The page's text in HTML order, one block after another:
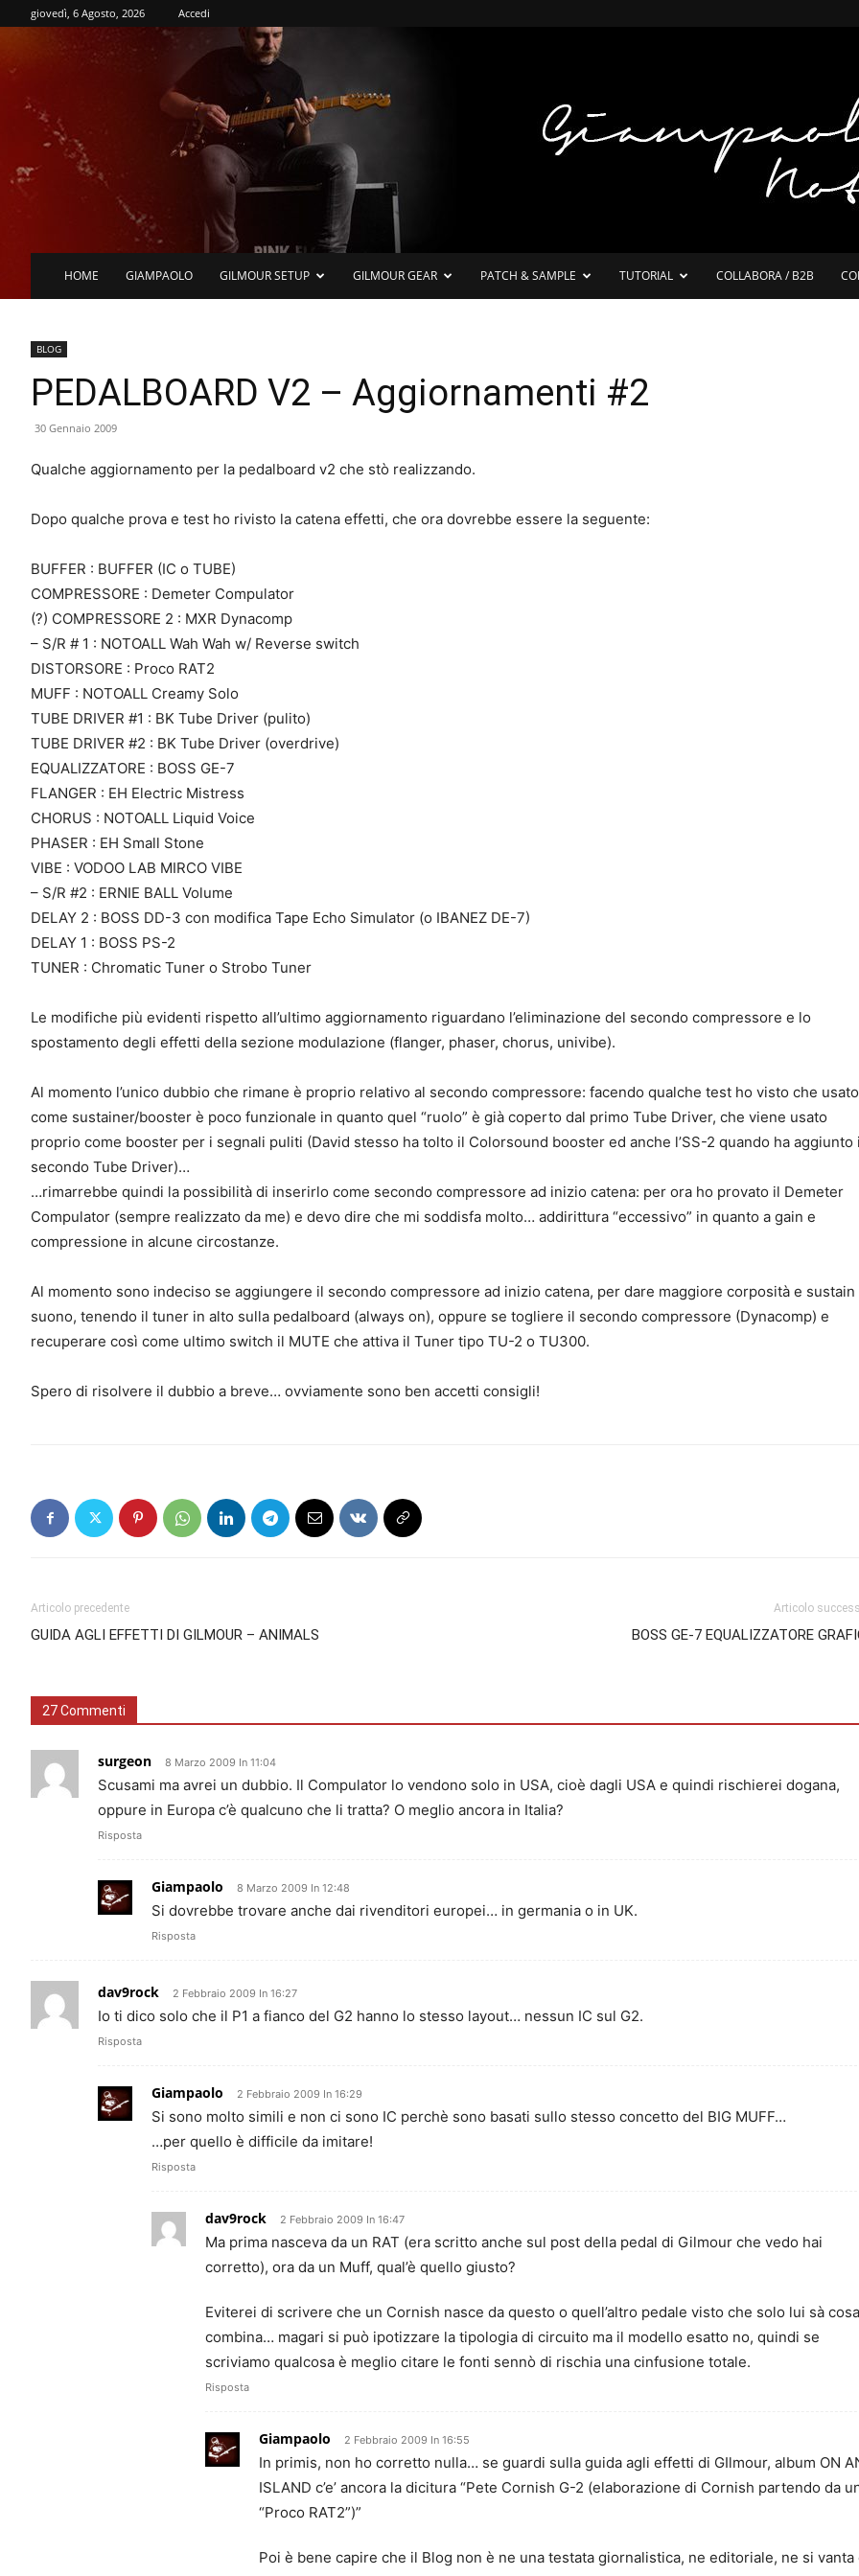
giovedì, 6 Agosto, 2026 Accedi
HOME GIAMPAOLO GILMOUR SETUP GILMOUR GEAR PATCH & SAMPLE TUTORIAL COLLABORA / B2B
BLOG
PEDALBOARD V2 – Aggiornamenti #2
30 Gennaio 2009
Qualche aggiornamento per la pedalboard v2 che stò realizzando.
Dopo qualche prova e test ho rivisto la catena effetti, che ora dovrebbe essere la seguente:
BUFFER : BUFFER (IC o TUBE)
COMPRESSORE : Demeter Compulator
(?) COMPRESSORE 2 : MXR Dynacomp
– S/R # 1 : NOTOALL Wah Wah w/ Reverse switch
DISTORSORE : Proco RAT2
MUFF : NOTOALL Creamy Solo
TUBE DRIVER #1 : BK Tube Driver (pulito)
TUBE DRIVER #2 : BK Tube Driver (overdrive)
EQUALIZZATORE : BOSS GE-7
FLANGER : EH Electric Mistress
CHORUS : NOTOALL Liquid Voice
PHASER : EH Small Stone
VIBE : VODOO LAB MIRCO VIBE
– S/R #2 : ERNIE BALL Volume
DELAY 2 : BOSS DD-3 con modifica Tape Echo Simulator (o IBANEZ DE-7)
DELAY 1 : BOSS PS-2
TUNER : Chromatic Tuner o Strobo Tuner
Le modifiche più evidenti rispetto all’ultimo aggiornamento riguardano l’eliminazione del secondo compressore e lo
spostamento degli effetti della sezione modulazione (flanger, phaser, chorus, univibe).
Al momento l’unico dubbio che rimane è proprio relativo al secondo compressore: facendo qualche test ho visto che usato
come sustainer/booster è poco funzionale in quanto quel “ruolo” è già coperto dal primo Tube Driver, che viene usato
proprio come booster per i segnali puliti (David stesso ha tolto il Colorsound booster ed anche l’SS-2 quando ha aggiunto
secondo Tube Driver)…
…rimarrebbe quindi la possibilità di inserirlo come secondo compressore ad inizio catena: per ora ho provato il Demeter
Compulator (sempre realizzato da me) e devo dire che mi soddisfa molto… addirittura “eccessivo” in quanto a gain e
compressione in alcune circostanze.
Al momento sono indeciso se aggiungere il secondo compressore ad inizio catena, per dare maggiore corposità e sustain
suono, tenendo il tuner in alto sulla pedalboard (always on), oppure se togliere il secondo compressore (Dynacomp) e
recuperare così come ultimo switch il MUTE che attiva il Tuner tipo TU-2 o TU300.
Spero di risolvere il dubbio a breve… ovviamente sono ben accetti consigli!
Articolo precedente
GUIDA AGLI EFFETTI DI GILMOUR – ANIMALS
Articolo
BOSS GE-7 EQUALIZZATORE
27 Commenti
surgeon 8 Marzo 2009 In 11:04
Scusami ma avrei un dubbio. Il Compulator lo vendono solo in USA, cioè dagli USA e quindi rischierei dogana,
oppure in Europa c’è qualcuno che li tratta? O meglio ancora in Italia?
Risposta
Giampaolo 8 Marzo 2009 In 12:48
Si dovrebbe trovare anche dai rivenditori europei… in germania o in UK.
Risposta
dav9rock 2 Febbraio 2009 In 16:27
Io ti dico solo che il P1 a fianco del G2 hanno lo stesso layout… nessun IC sul G2.
Risposta
Giampaolo 2 Febbraio 2009 In 16:29
Si sono molto simili e non ci sono IC perchè sono basati sullo stesso concetto del BIG MUFF…
…per quello è difficile da imitare!
Risposta
dav9rock 2 Febbraio 2009 In 16:47
Ma prima nasceva da un RAT (era scritto anche sul post della pedal di Gilmour che vedo hai
corretto), ora da un Muff, qual’è quello giusto?
Eviterei di scrivere che un Cornish nasce da questo o quell’altro pedale visto che solo lui sà cosa
combina… magari si può ipotizzare la tipologia di circuito ma il modello esatto no, quindi se
scriviamo qualcosa è meglio citare le fonti sennò di rischia una cinfusione totale.
Risposta
Giampaolo 2 Febbraio 2009 In 16:55
In primis, non ho corretto nulla… se guardi sulla guida agli effetti di GIlmour, album ON
ISLAND c’e’ ancora la dicitura “Pete Cornish G-2 (elaborazione di Cornish partendo da
“Proco RAT2”)”
Poi è bene capire che il Blog non è ne una testata giornalistica, ne editoriale, ne si vanta